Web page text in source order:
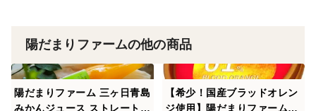
冷蔵庫で8～12時間ほどかけてゆっくり解凍する
ザルにあげて、梅から出る水分がたまらないようにする
陽だまりファームの他の商品
陽だまりファーム 三ヶ日青島
みかんジュース ストレート1
【希少！国産ブラッドオレン
ジ使用】陽だまりファーム